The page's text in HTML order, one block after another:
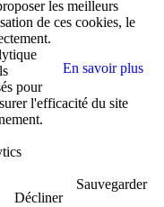
les meilleurs
de ces cookies, le
En savoir plus
pour
l'efficacité du site
Décliner
Sauvegarder